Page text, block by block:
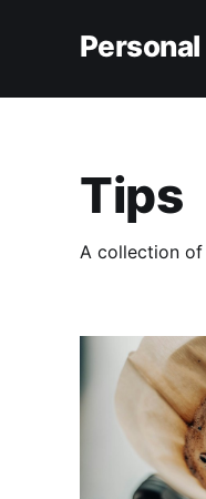
Tips
A collection